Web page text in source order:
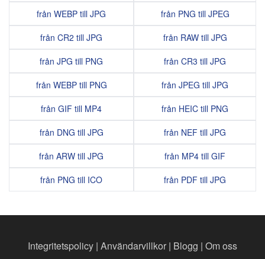
från WEBP till JPG
från CR2 till JPG
från JPG till PNG
från WEBP till PNG
från GIF till MP4
från DNG till JPG
från ARW till JPG
från PNG till ICO
från PNG till JPEG
från RAW till JPG
från CR3 till JPG
från JPEG till JPG
från HEIC till PNG
från NEF till JPG
från MP4 till GIF
från PDF till JPG
Integritetspolicy | Användarvillkor | Blogg | Om oss